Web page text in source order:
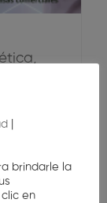
diferente,
brindarle la
en